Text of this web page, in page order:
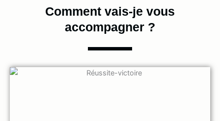
Comment vais-je vous
accompagner ?